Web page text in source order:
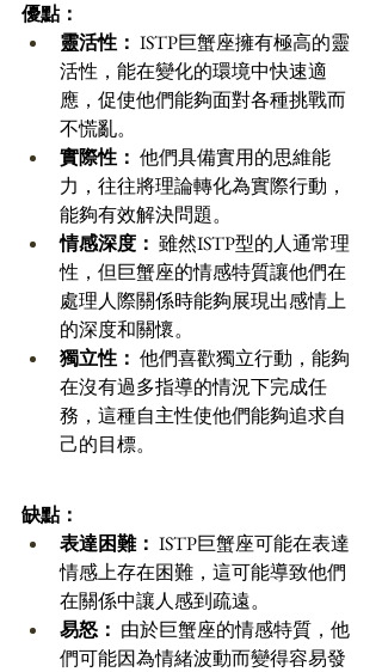
優點：
靈活性： ISTP巨蟹座擁有極高的靈
活性，能在變化的環境中快速適
應，促使他們能夠面對各種挑戰而
不慌亂。
實際性： 他們具備實用的思維能
力，往往將理論轉化為實際行動，
能夠有效解決問題。
情感深度： 雖然ISTP型的人通常理
性，但巨蟹座的情感特質讓他們在
處理人際關係時能夠展現出感情上
的深度和關懷。
獨立性： 他們喜歡獨立行動，能夠
在沒有過多指導的情況下完成任
務，這種自主性使他們能夠追求自
己的目標。
缺點：
表達困難： ISTP巨蟹座可能在表達
情感上存在困難，這可能導致他們
在關係中讓人感到疏遠。
易怒： 由於巨蟹座的情感特質，他
們可能因為情緒波動而變得容易發